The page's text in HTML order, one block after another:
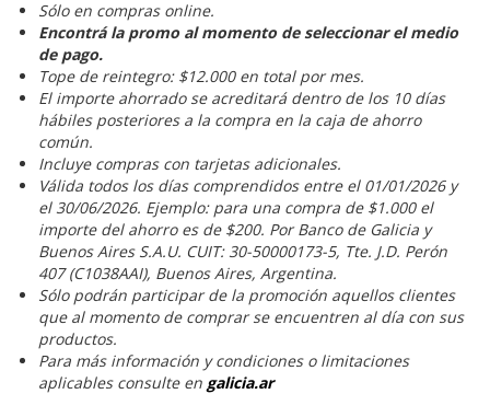
Sólo en compras online.
Encontrá la promo al momento de seleccionar el medio
de pago.
Tope de reintegro: $12.000 en total por mes.
El importe ahorrado se acreditará dentro de los 10 días
hábiles posteriores a la compra en la caja de ahorro
común.
Incluye compras con tarjetas adicionales.
Válida todos los días comprendidos entre el 01/01/2026 y
el 30/06/2026. Ejemplo: para una compra de $1.000 el
importe del ahorro es de $200. Por Banco de Galicia y
Buenos Aires S.A.U. CUIT: 30-50000173-5, Tte. J.D. Perón
407 (C1038AAI), Buenos Aires, Argentina.
Sólo podrán participar de la promoción aquellos clientes
que al momento de comprar se encuentren al día con sus
productos.
Para más información y condiciones o limitaciones
aplicables consulte en galicia.ar